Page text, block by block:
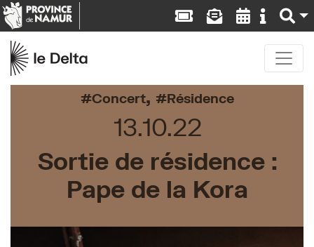
Concert, Résidence
13.10.22
Sortie de résidence :
Pape de la Kora